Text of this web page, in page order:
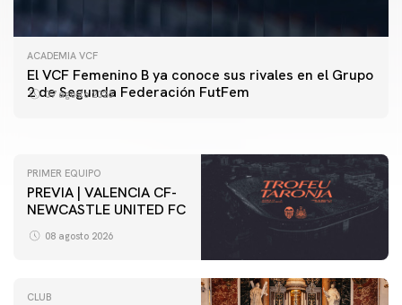
ACADEMIA VCF
El VCF Femenino B ya conoce sus rivales en el Grupo
2 de Segunda Federación FutFem
07 agosto 2026
PRIMER EQUIPO
ENTRENAMIENTO DEL VALENCIA CF 7/8/2026
PRIMER EQUIPO
PREVIA | VALENCIA CF-
NEWCASTLE UNITED FC
08 agosto 2026
CLUB